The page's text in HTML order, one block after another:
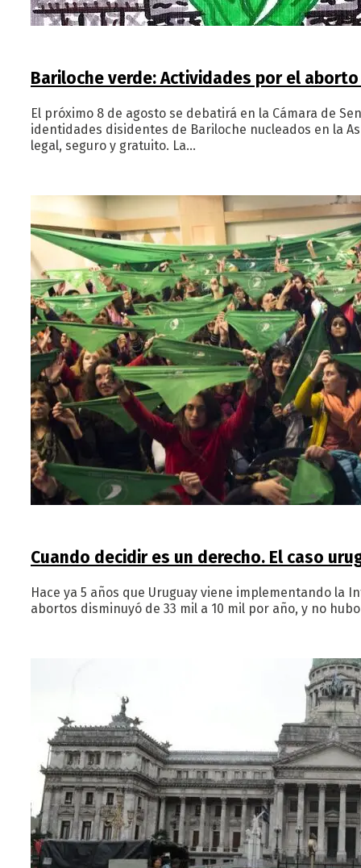
Bariloche verde: Actividades por el
El próximo 8 de agosto se debatirá en la Cámara de
identidades disidentes de Bariloche nucleados en la
legal, seguro y gratuito. La…
Cuando decidir es un derecho. El caso
Hace ya 5 años que Uruguay viene implementando la
abortos disminuyó de 33 mil a 10 mil por año, y no